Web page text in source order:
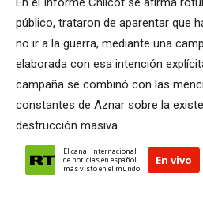
público, trataron de aparentar que
no ir a la guerra, mediante una
elaborada con esa intención
campaña se combinó con las
constantes de Aznar sobre la
destrucción masiva.